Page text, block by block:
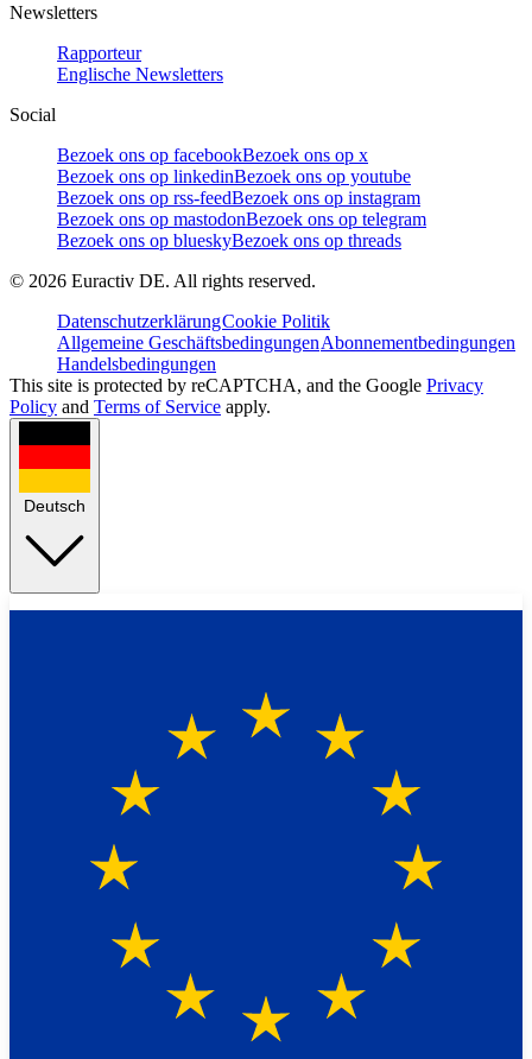
Newsletters
Rapporteur
Englische Newsletters
Social
Bezoek ons op facebookBezoek ons op x
Bezoek ons op linkedinBezoek ons op youtube
Bezoek ons op rss-feedBezoek ons op instagram
Bezoek ons op mastodonBezoek ons op telegram
Bezoek ons op blueskyBezoek ons op threads
© 2026 Euractiv DE. All rights reserved.
DatenschutzerklärungCookie Politik
Allgemeine GeschäftsbedingungenAbonnementbedingungen
Handelsbedingungen
This site is protected by reCAPTCHA, and the Google Privacy
Policy and Terms of Service apply.
Deutsch